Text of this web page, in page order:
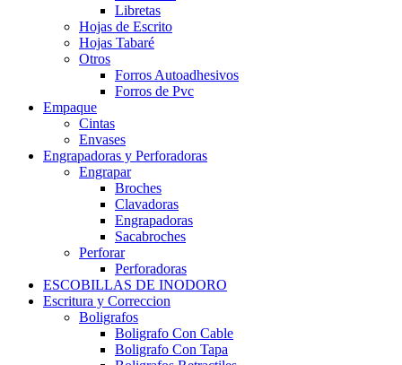
Libretas
Hojas de Escrito
Hojas Tabaré
Otros
Forros Autoadhesivos
Forros de Pvc
Empaque
Cintas
Envases
Engrapadoras y Perforadoras
Engrapar
Broches
Clavadoras
Engrapadoras
Sacabroches
Perforar
Perforadoras
ESCOBILLAS DE INODORO
Escritura y Correccion
Boligrafos
Boligrafo Con Cable
Boligrafo Con Tapa